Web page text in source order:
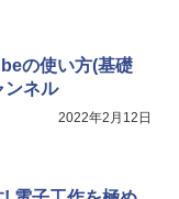
の使い方(基礎
ンネル
2022年2月12日